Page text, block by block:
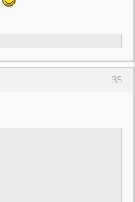
35